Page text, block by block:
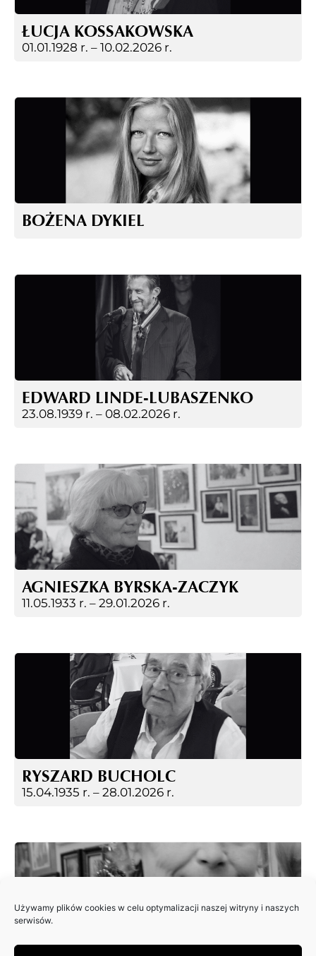
Używamy plików cookies w celu optymalizacji naszej witryny i naszych
serwisów.
ŁUCJA KOSSAKOWSKA
01.01.1928 r. – 10.02.2026 r.
BOŻENA DYKIEL
EDWARD LINDE-LUBASZENKO
23.08.1939 r. – 08.02.2026 r.
AGNIESZKA BYRSKA-ZACZYK
11.05.1933 r. – 29.01.2026 r.
RYSZARD BUCHOLC
15.04.1935 r. – 28.01.2026 r.